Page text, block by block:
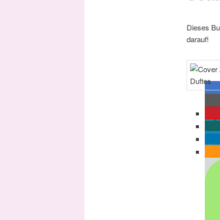
Dieses
darauf!